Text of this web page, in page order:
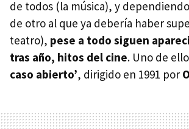
de todos (la música), y
de otro al que ya debería haber
teatro), pese a todo siguen
tras año, hitos del cine. Uno de
caso abierto’, dirigido en 1991 por